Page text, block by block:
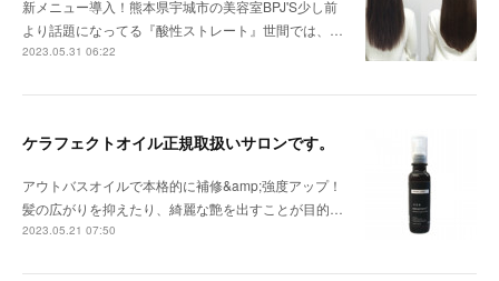
新メニュー導入！熊本県宇城市の美容室BPJ'S少し前
より話題になってる『酸性ストレート』世間では、…
2023.05.31 06:22
ケラフェクトオイル正規取扱いサロンです。
アウトバスオイルで本格的に補修&amp;強度アップ！
髪の広がりを抑えたり、綺麗な艶を出すことが目的…
2023.05.21 07:50